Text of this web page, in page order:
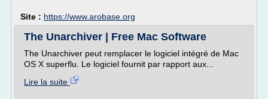
Site : https://www.arobase.org
The Unarchiver | Free Mac Software
The Unarchiver peut remplacer le logiciel intégré de Mac
OS X superflu. Le logiciel fournit par rapport aux...
Lire la suite